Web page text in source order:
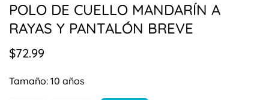
POLO DE CUELLO MANDARÍN A
RAYAS Y PANTALÓN BREVE
Precio
$72.99
Tamaño: 10 años